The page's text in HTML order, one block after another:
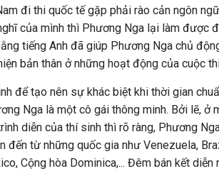
đi thi quốc tế gặp phải rào cản ngôn
của mình thì Phương Nga lại làm được
tiếng Anh đã giúp Phương Nga chủ
bản thân ở những hoạt động của cuộc
để tạo nên sự khác biệt khi thời gian
Nga là một cô gái thông minh. Bởi lẽ, ở
diễn của thí sinh thì rõ ràng, Phương
đến từ những quốc gia như Venezuela,
Cộng hòa Dominica,... Đêm bán kết diễn